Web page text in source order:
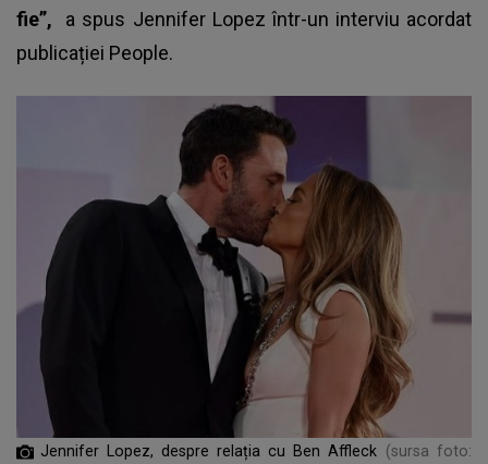
fie”,
a spus Jennifer Lopez într-un interviu acordat
publicației People.
Jennifer Lopez, despre relația cu Ben Affleck (sursa foto: